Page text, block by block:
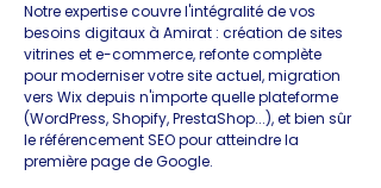
Notre expertise couvre l'intégralité de vos
besoins digitaux à Amirat : création de sites
vitrines et e-commerce, refonte complète
pour moderniser votre site actuel, migration
vers Wix depuis n'importe quelle plateforme
(WordPress, Shopify, PrestaShop...), et bien sûr
le référencement SEO pour atteindre la
première page de Google.